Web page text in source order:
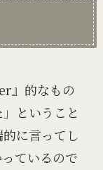
』的なもの
ということ
に言ってし
ているので